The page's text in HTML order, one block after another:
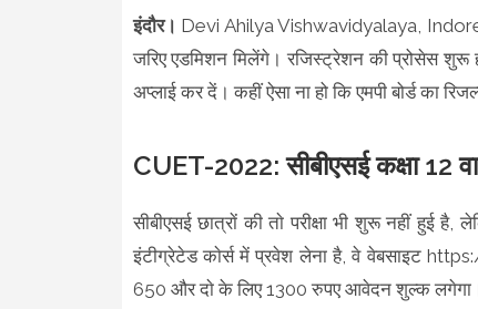
इंदौर। Devi Ahilya Vishwavidyalaya,
जरिए एडमिशन मिलेंगे। रजिस्ट्रेशन की प्रोसेस शुरू
अप्लाई कर दें। कहीं ऐसा ना हो कि एमपी बोर्ड का
CUET-2022: सीबीएसई कक्षा 12
सीबीएसई छात्राें की ताे परीक्षा भी शुरू नहीं हुई
इंटीग्रेटेड काेर्स में प्रवेश लेना है, वे वेबसाइट
650 और दाे के लिए 1300 रुपए आवेदन शुल्क